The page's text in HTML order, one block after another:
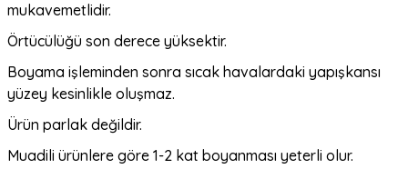
mukavemetlidir.
Örtücülüğü son derece yüksektir.
Boyama işleminden sonra sıcak havalardaki yapışkansı
yüzey kesinlikle oluşmaz.
Ürün parlak değildir.
Muadili ürünlere göre 1-2 kat boyanması yeterli olur.